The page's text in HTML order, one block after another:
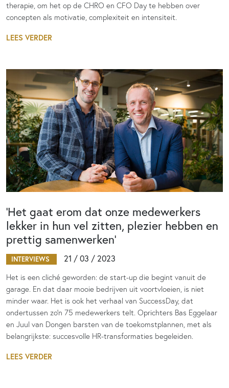
therapie, om het op de CHRO en CFO Day te hebben over
concepten als motivatie, complexiteit en intensiteit.
LEES VERDER
‘Het gaat erom dat onze medewerkers
lekker in hun vel zitten, plezier hebben en
prettig samenwerken’
INTERVIEWS 21 / 03 / 2023
Het is een cliché geworden: de start-up die begint vanuit de
garage. En dat daar mooie bedrijven uit voortvloeien, is niet
minder waar. Het is ook het verhaal van SuccessDay, dat
ondertussen zo’n 75 medewerkers telt. Oprichters Bas Eggelaar
en Juul van Dongen barsten van de toekomstplannen, met als
belangrijkste: succesvolle HR-transformaties begeleiden.
LEES VERDER